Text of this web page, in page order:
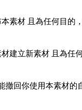
素材 且為任何目的
建立新素材 且為任
回你使用本素材的